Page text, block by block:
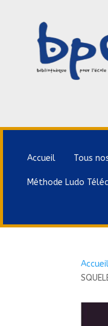
Accueil Tous
Méthode Ludo